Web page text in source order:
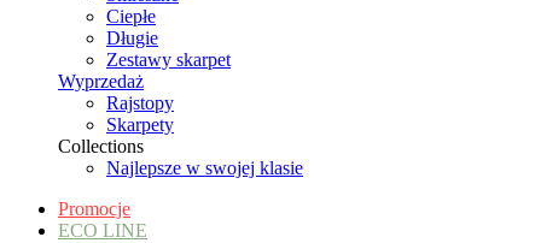
Ciepłe
Długie
Zestawy skarpet
Wyprzedaż
Rajstopy
Skarpety
Collections
Najlepsze w swojej klasie
Promocje
ECO LINE